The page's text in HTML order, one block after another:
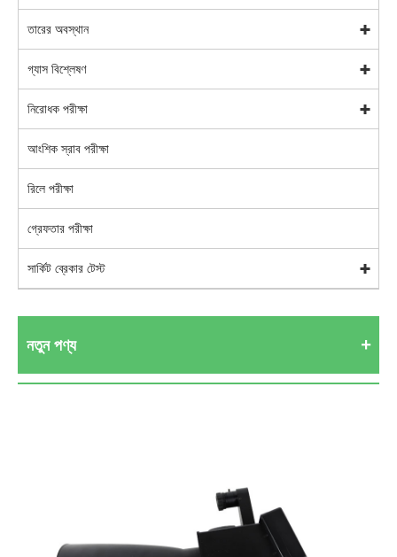
তারের অবস্থান
গ্যাস বিশ্লেষণ
নিরোধক পরীক্ষা
আংশিক স্রাব পরীক্ষা
রিলে পরীক্ষা
গ্রেফতার পরীক্ষা
সার্কিট ব্রেকার টেস্ট
নতুন পণ্য